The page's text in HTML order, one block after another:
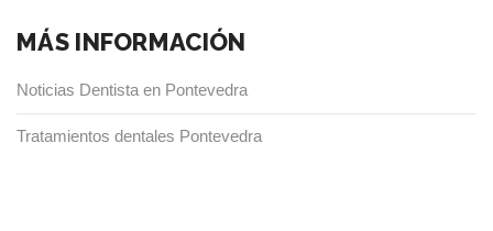
MÁS INFORMACIÓN
Noticias Dentista en Pontevedra
Tratamientos dentales Pontevedra